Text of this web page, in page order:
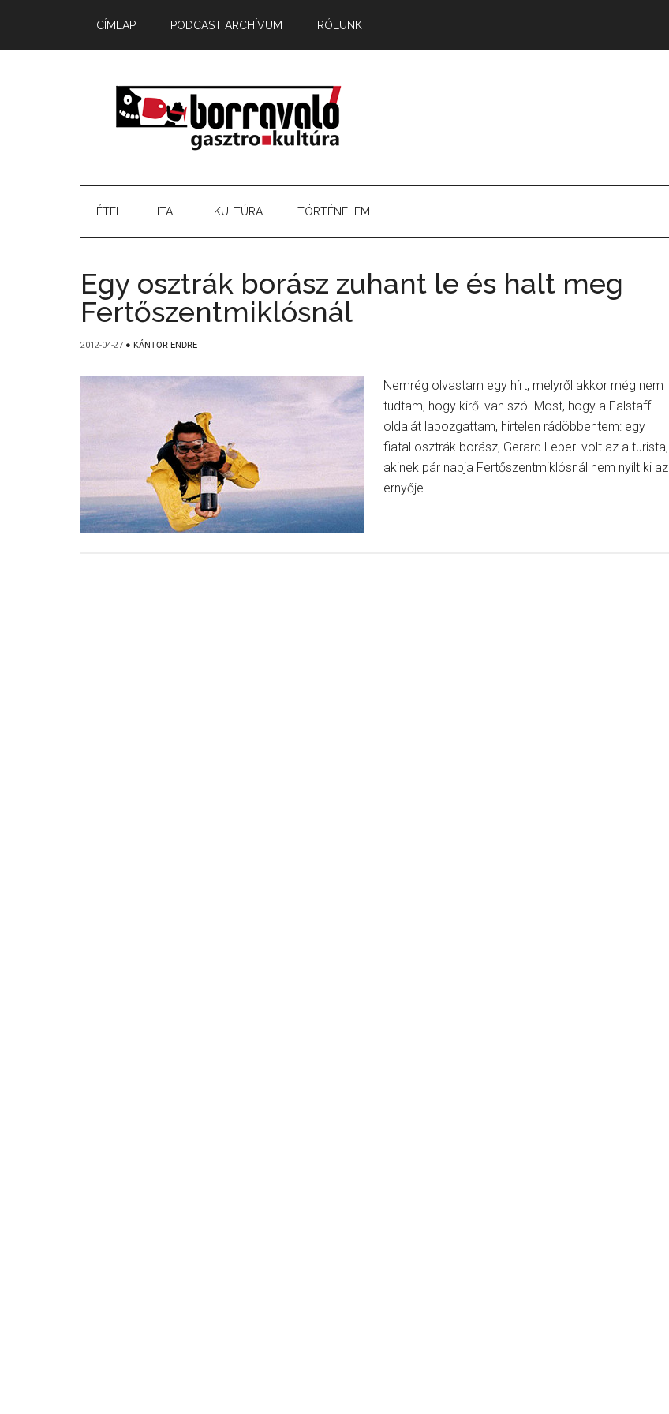
CÍMLAP PODCAST ARCHÍVUM RÓLUNK
ÉTEL ITAL KULTÚRA TÖRTÉNELEM
Egy osztrák borász zuhant le és halt meg
Fertőszentmiklósnál
2012-04-27 ● KÁNTOR ENDRE
Nemrég olvastam egy hírt, melyről akkor még nem
tudtam, hogy kiről van szó. Most, hogy a Falstaff
oldalát lapozgattam, hirtelen rádöbbentem: egy
fiatal osztrák borász, Gerard Leberl volt az a turista,
akinek pár napja Fertőszentmiklósnál nem nyílt ki az
ernyője.